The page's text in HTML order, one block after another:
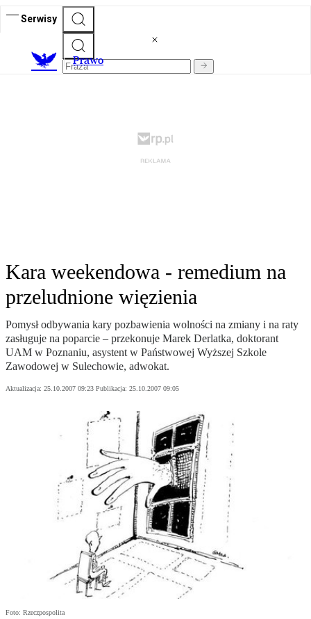
Serwisy
Prawo
Kara weekendowa - remedium na
przeludnione więzienia
Pomysł odbywania kary pozbawienia wolności na zmiany i na raty
zasługuje na poparcie – przekonuje Marek Derlatka, doktorant
UAM w Poznaniu, asystent w Państwowej Wyższej Szkole
Zawodowej w Sulechowie, adwokat.
Aktualizacja: 25.10.2007 09:23 Publikacja: 25.10.2007 09:05
Foto: Rzeczpospolita